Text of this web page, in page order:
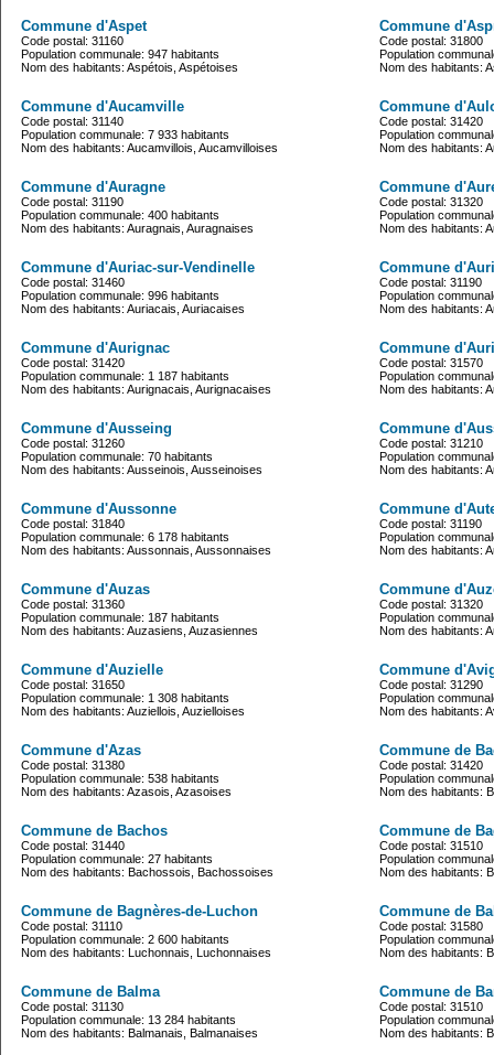
Commune d'Aspet
Code postal: 31160
Population communale: 947 habitants
Nom des habitants: Aspétois, Aspétoises
Commune
Code postal: 31800
Population
Nom des habitants:
Commune d'Aucamville
Code postal: 31140
Population communale: 7 933 habitants
Nom des habitants: Aucamvillois, Aucamvilloises
Commune
Code postal: 31420
Population
Nom des habitants:
Commune d'Auragne
Code postal: 31190
Population communale: 400 habitants
Nom des habitants: Auragnais, Auragnaises
Commune
Code postal: 31320
Population
Nom des habitants:
Commune d'Auriac-sur-Vendinelle
Code postal: 31460
Population communale: 996 habitants
Nom des habitants: Auriacais, Auriacaises
Commune
Code postal: 31190
Population
Nom des habitants:
Commune d'Aurignac
Code postal: 31420
Population communale: 1 187 habitants
Nom des habitants: Aurignacais, Aurignacaises
Commune
Code postal: 31570
Population
Nom des habitants:
Commune d'Ausseing
Code postal: 31260
Population communale: 70 habitants
Nom des habitants: Ausseinois, Ausseinoises
Commune
Code postal: 31210
Population
Nom des habitants:
Commune d'Aussonne
Code postal: 31840
Population communale: 6 178 habitants
Nom des habitants: Aussonnais, Aussonnaises
Commune
Code postal: 31190
Population
Nom des habitants:
Commune d'Auzas
Code postal: 31360
Population communale: 187 habitants
Nom des habitants: Auzasiens, Auzasiennes
Commune
Code postal: 31320
Population
Nom des habitants:
Commune d'Auzielle
Code postal: 31650
Population communale: 1 308 habitants
Nom des habitants: Auziellois, Auzielloises
Commune
Code postal: 31290
Population
Nom des habitants:
Commune d'Azas
Code postal: 31380
Population communale: 538 habitants
Nom des habitants: Azasois, Azasoises
Commune de
Code postal: 31420
Population
Nom des habitants:
Commune de Bachos
Code postal: 31440
Population communale: 27 habitants
Nom des habitants: Bachossois, Bachossoises
Commune de
Code postal: 31510
Population
Nom des habitants:
Commune de Bagnères-de-Luchon
Code postal: 31110
Population communale: 2 600 habitants
Nom des habitants: Luchonnais, Luchonnaises
Commune de
Code postal: 31580
Population
Nom des habitants:
Commune de Balma
Code postal: 31130
Population communale: 13 284 habitants
Nom des habitants: Balmanais, Balmanaises
Commune de
Code postal: 31510
Population
Nom des habitants: